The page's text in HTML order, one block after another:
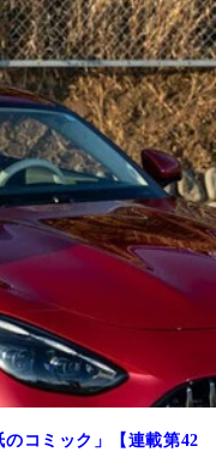
コミック」【連載第42